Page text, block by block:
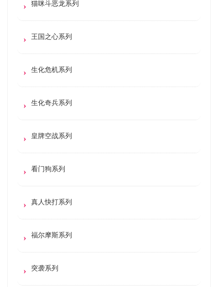
猫咪斗恶龙系列
王国之心系列
生化危机系列
生化奇兵系列
皇牌空战系列
看门狗系列
真人快打系列
福尔摩斯系列
突袭系列